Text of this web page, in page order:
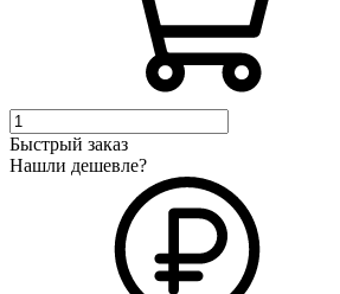
Быстрый заказ
Нашли дешевле?